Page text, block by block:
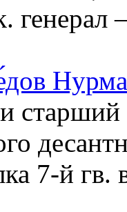
старший
7-й